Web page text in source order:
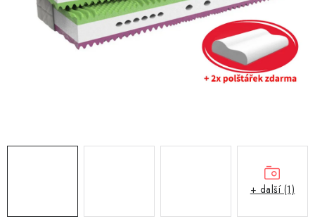
Doprava a platba
Obchodní podmínky
Jak správně vybrat
+ další (1)